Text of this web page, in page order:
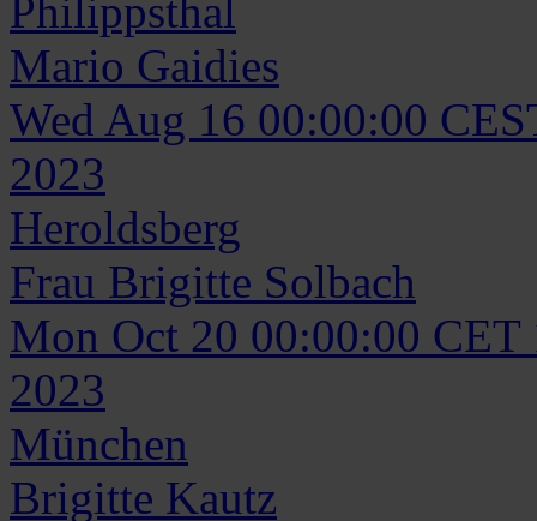
Philippsthal
Mario Gaidies
Wed Aug 16 00:00:00
2023
Heroldsberg
Frau Brigitte Solbach
Mon Oct 20 00:00:00 CET
2023
München
Brigitte Kautz